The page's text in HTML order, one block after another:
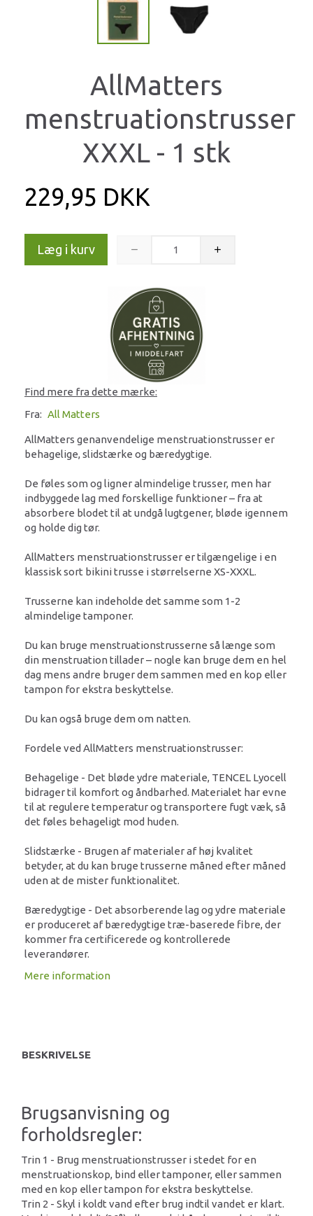
AllMatters
menstruationstrusser
XXXL - 1 stk
229,95 DKK
Læg i kurv
Find mere fra dette mærke:
Fra: All Matters
AllMatters genanvendelige menstruationstrusser er
behagelige, slidstærke og bæredygtige.
De føles som og ligner almindelige trusser, men har
indbyggede lag med forskellige funktioner – fra at
absorbere blodet til at undgå lugtgener, bløde igennem
og holde dig tør.
AllMatters menstruationstrusser er tilgængelige i en
klassisk sort bikini trusse i størrelserne XS-XXXL.
Trusserne kan indeholde det samme som 1-2
almindelige tamponer.
Du kan bruge menstruationstrusserne så længe som
din menstruation tillader – nogle kan bruge dem en hel
dag mens andre bruger dem sammen med en kop eller
tampon for ekstra beskyttelse.
Du kan også bruge dem om natten.
Fordele ved AllMatters menstruationstrusser:
Behagelige - Det bløde ydre materiale, TENCEL Lyocell
bidrager til komfort og åndbarhed. Materialet har evne
til at regulere temperatur og transportere fugt væk, så
det føles behageligt mod huden.
Slidstærke - Brugen af materialer af høj kvalitet
betyder, at du kan bruge trusserne måned efter måned
uden at de mister funktionalitet.
Bæredygtige - Det absorberende lag og ydre materiale
er produceret af bæredygtige træ-baserede fibre, der
kommer fra certificerede og kontrollerede
leverandører.
Mere information
BESKRIVELSE
Brugsanvisning og
forholdsregler:
Trin 1 - Brug menstruationstrusser i stedet for en
menstruationskop, bind eller tamponer, eller sammen
med en kop eller tampon for ekstra beskyttelse.
Trin 2 - Skyl i koldt vand efter brug indtil vandet er klart.